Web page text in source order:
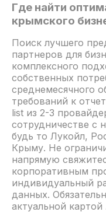
Где найти
крымского
Поиск лучшего
партнеров для
комплексного
собственных
среднемесячного
требований к
list из 2-3
сотрудничестве
будь то Лукойл,
Крыму. Не
напрямую
корпоративным
индивидуальный
данных.
актуальной